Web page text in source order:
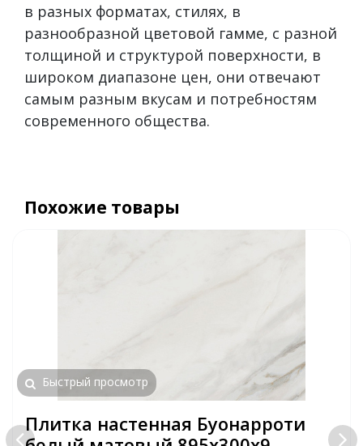
в разных форматах, стилях, в
разнообразной цветовой гамме, с разной
толщиной и структурой поверхности, в
широком диапазоне цен, они отвечают
самым разным вкусам и потребностям
современного общества.
Похожие товары
Быстрый просмотр
Плитка настенная Буонарроти